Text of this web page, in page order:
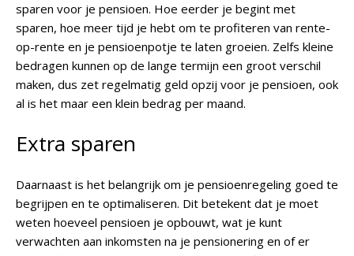
sparen voor je pensioen. Hoe eerder je begint met
sparen, hoe meer tijd je hebt om te profiteren van rente-
op-rente en je pensioenpotje te laten groeien. Zelfs kleine
bedragen kunnen op de lange termijn een groot verschil
maken, dus zet regelmatig geld opzij voor je pensioen, ook
al is het maar een klein bedrag per maand.
Extra sparen
Daarnaast is het belangrijk om je pensioenregeling goed te
begrijpen en te optimaliseren. Dit betekent dat je moet
weten hoeveel pensioen je opbouwt, wat je kunt
verwachten aan inkomsten na je pensionering en of er